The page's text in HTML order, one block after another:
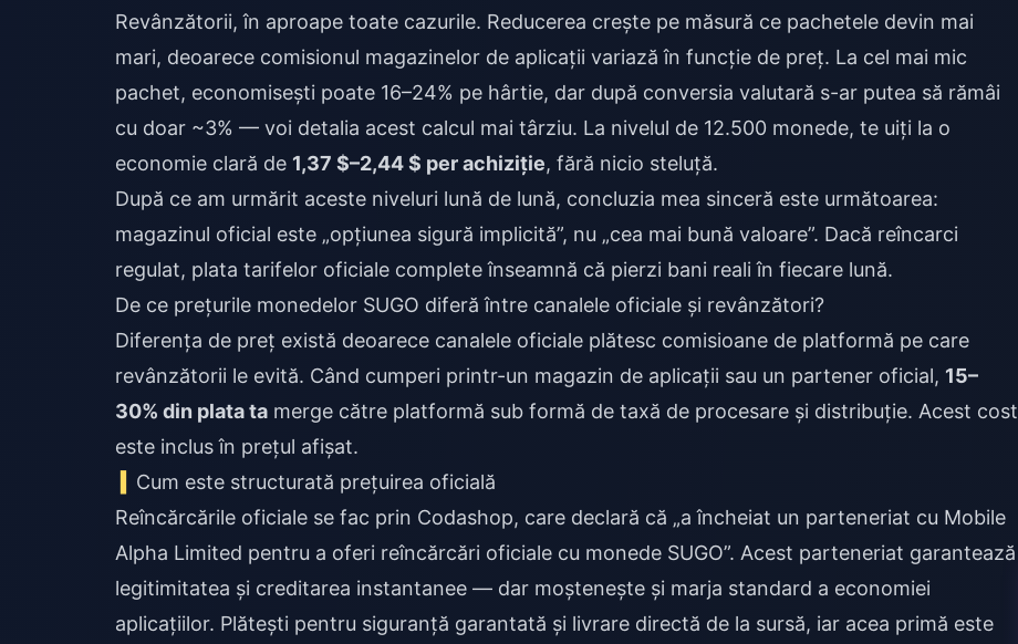
Revânzătorii, în aproape toate cazurile. Reducerea crește pe măsură ce pachetele devin mai
mari, deoarece comisionul magazinelor de aplicații variază în funcție de preț. La cel mai mic
pachet, economisești poate 16–24% pe hârtie, dar după conversia valutară s-ar putea să rămâi
cu doar ~3% — voi detalia acest calcul mai târziu. La nivelul de 12.500 monede, te uiți la o
economie clară de 1,37 $–2,44 $ per achiziție, fără nicio steluță.
După ce am urmărit aceste niveluri lună de lună, concluzia mea sinceră este următoarea:
magazinul oficial este „opțiunea sigură implicită”, nu „cea mai bună valoare”. Dacă reîncarci
regulat, plata tarifelor oficiale complete înseamnă că pierzi bani reali în fiecare lună.
De ce prețurile monedelor SUGO diferă între canalele oficiale și revânzători?
Diferența de preț există deoarece canalele oficiale plătesc comisioane de platformă pe care
revânzătorii le evită. Când cumperi printr-un magazin de aplicații sau un partener oficial, 15–
30% din plata ta merge către platformă sub formă de taxă de procesare și distribuție. Acest cost
este inclus în prețul afișat.
Cum este structurată prețuirea oficială
Reîncărcările oficiale se fac prin Codashop, care declară că „a încheiat un parteneriat cu Mobile
Alpha Limited pentru a oferi reîncărcări oficiale cu monede SUGO”. Acest parteneriat garantează
legitimitatea și creditarea instantanee — dar moștenește și marja standard a economiei
aplicațiilor. Plătești pentru siguranță garantată și livrare directă de la sursă, iar acea primă este